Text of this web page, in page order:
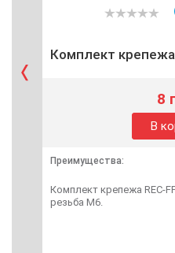
Комплект крепежа
8
В
Преимущества:
Комплект крепежа REC-
резьба М6.